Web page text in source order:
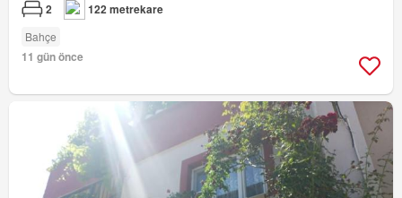
2 122 metrekare
Bahçe
11 gün önce